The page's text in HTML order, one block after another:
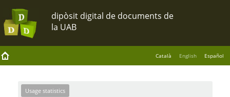
Català English Español
Usage statistics